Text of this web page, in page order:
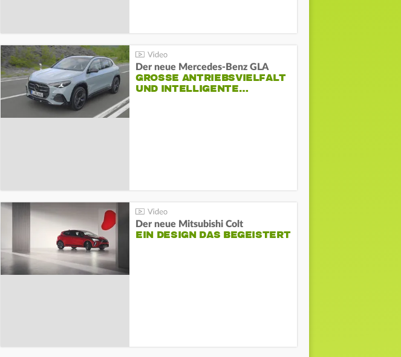
Der neue Mercedes-Benz GLA
GROSSE ANTRIEBSVIELFALT U
ND INTELLIGENTE…
Der neue Mitsubishi Colt
EIN DESIGN DAS BEGEISTERT